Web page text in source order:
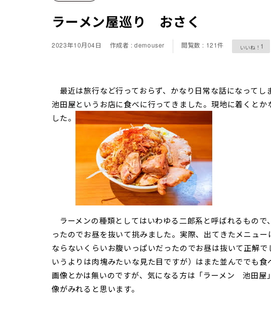
ラーメン屋巡り おさく
2023年10月04日 作成者 : demouser 閲覧数 : 121件 1
最近は旅行など行っておらず、かなり日常な話になって
池田屋というお店に食べに行ってきました。現地に着くと
した。
ラーメンの種類としてはいわゆる二郎系と呼ばれるもの
ったのでお昼を抜いて挑みました。実際、出てきたメニュ
ならないくらいお腹いっぱいだったのでお昼は抜いて正解
いうよりは肉塊みたいな見た目ですが）はまた並んででも
画像とかは無いのですが、気になる方は「ラーメン 池田屋
像がみれると思います。